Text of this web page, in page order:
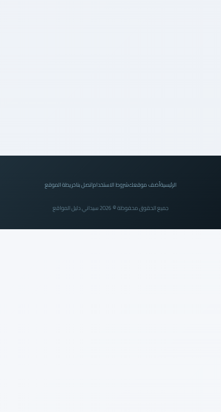
الرئيسيةأضف موقعكشروط الاستخداماتصل بناخريطة الموقع
جميع الحقوق محفوظة © 2026 سيداني دليل المواقع